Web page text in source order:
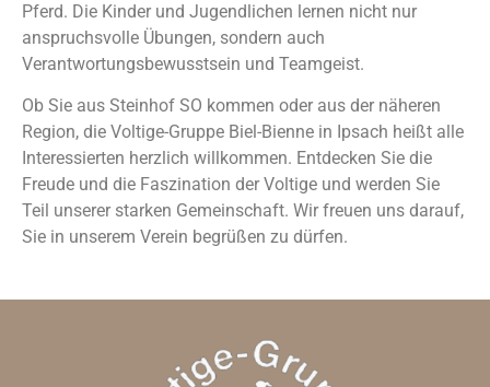
Pferd. Die Kinder und Jugendlichen lernen nicht nur
anspruchsvolle Übungen, sondern auch
Verantwortungsbewusstsein und Teamgeist.
Ob Sie aus Steinhof SO kommen oder aus der näheren
Region, die Voltige-Gruppe Biel-Bienne in Ipsach heißt alle
Interessierten herzlich willkommen. Entdecken Sie die
Freude und die Faszination der Voltige und werden Sie
Teil unserer starken Gemeinschaft. Wir freuen uns darauf,
Sie in unserem Verein begrüßen zu dürfen.